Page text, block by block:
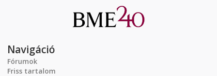
Navigáció
Fórumok
Friss tartalom